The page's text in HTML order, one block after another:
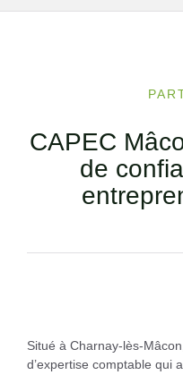
CAPEC
de
Situé à Charnay-lès-Mâcon,
d’expertise comptable qui